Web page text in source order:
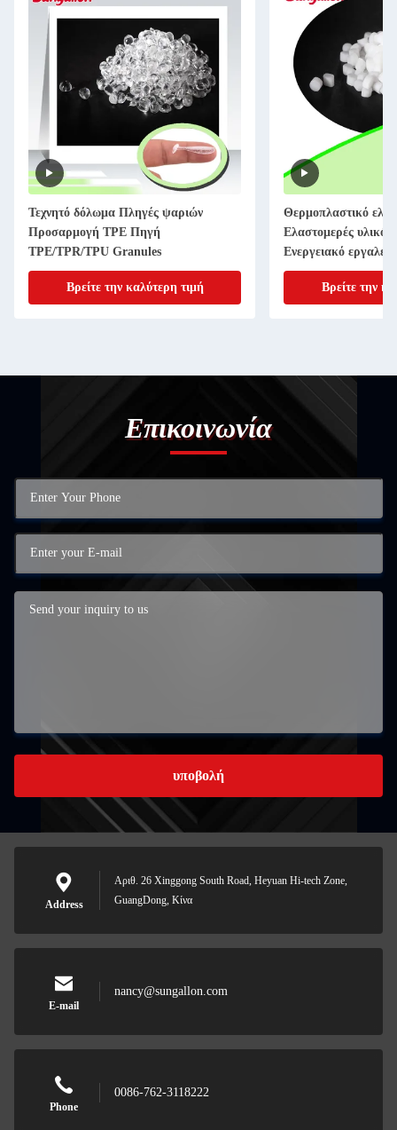
Τεχνητό δόλωμα Πληγές ψαριών
Προσαρμογή TPE Πηγή
TPE/TPR/TPU Granules
Βρείτε την καλύτερη τιμή
Θερμοπλαστικό
Ελαστομερές υλικό
Ενεργειακό
υλικό
Βρείτε την
Επικοινωνία
υποβολή
Address
Αριθ. 26 Xinggong South Road, Heyuan Hi-tech Zone,
GuangDong, Κίνα
E-mail
nancy@sungallon.com
Phone
0086-762-3118222